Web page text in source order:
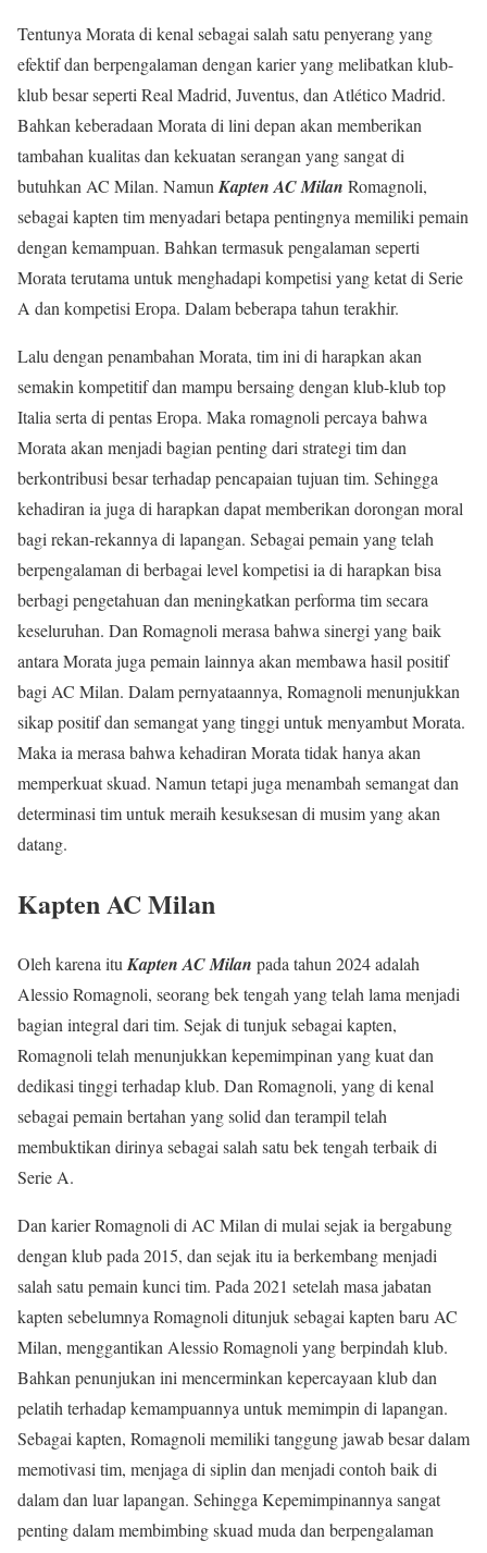
Tentunya Morata di kenal sebagai salah satu penyerang yang
efektif dan berpengalaman dengan karier yang melibatkan klub-
klub besar seperti Real Madrid, Juventus, dan Atlético Madrid.
Bahkan keberadaan Morata di lini depan akan memberikan
tambahan kualitas dan kekuatan serangan yang sangat di
butuhkan AC Milan. Namun Kapten AC Milan Romagnoli,
sebagai kapten tim menyadari betapa pentingnya memiliki pemain
dengan kemampuan. Bahkan termasuk pengalaman seperti
Morata terutama untuk menghadapi kompetisi yang ketat di Serie
A dan kompetisi Eropa. Dalam beberapa tahun terakhir.
Lalu dengan penambahan Morata, tim ini di harapkan akan
semakin kompetitif dan mampu bersaing dengan klub-klub top
Italia serta di pentas Eropa. Maka romagnoli percaya bahwa
Morata akan menjadi bagian penting dari strategi tim dan
berkontribusi besar terhadap pencapaian tujuan tim. Sehingga
kehadiran ia juga di harapkan dapat memberikan dorongan moral
bagi rekan-rekannya di lapangan. Sebagai pemain yang telah
berpengalaman di berbagai level kompetisi ia di harapkan bisa
berbagi pengetahuan dan meningkatkan performa tim secara
keseluruhan. Dan Romagnoli merasa bahwa sinergi yang baik
antara Morata juga pemain lainnya akan membawa hasil positif
bagi AC Milan. Dalam pernyataannya, Romagnoli menunjukkan
sikap positif dan semangat yang tinggi untuk menyambut Morata.
Maka ia merasa bahwa kehadiran Morata tidak hanya akan
memperkuat skuad. Namun tetapi juga menambah semangat dan
determinasi tim untuk meraih kesuksesan di musim yang akan
datang.
Kapten AC Milan
Oleh karena itu Kapten AC Milan pada tahun 2024 adalah
Alessio Romagnoli, seorang bek tengah yang telah lama menjadi
bagian integral dari tim. Sejak di tunjuk sebagai kapten,
Romagnoli telah menunjukkan kepemimpinan yang kuat dan
dedikasi tinggi terhadap klub. Dan Romagnoli, yang di kenal
sebagai pemain bertahan yang solid dan terampil telah
membuktikan dirinya sebagai salah satu bek tengah terbaik di
Serie A.
Dan karier Romagnoli di AC Milan di mulai sejak ia bergabung
dengan klub pada 2015, dan sejak itu ia berkembang menjadi
salah satu pemain kunci tim. Pada 2021 setelah masa jabatan
kapten sebelumnya Romagnoli ditunjuk sebagai kapten baru AC
Milan, menggantikan Alessio Romagnoli yang berpindah klub.
Bahkan penunjukan ini mencerminkan kepercayaan klub dan
pelatih terhadap kemampuannya untuk memimpin di lapangan.
Sebagai kapten, Romagnoli memiliki tanggung jawab besar dalam
memotivasi tim, menjaga di siplin dan menjadi contoh baik di
dalam dan luar lapangan. Sehingga Kepemimpinannya sangat
penting dalam membimbing skuad muda dan berpengalaman